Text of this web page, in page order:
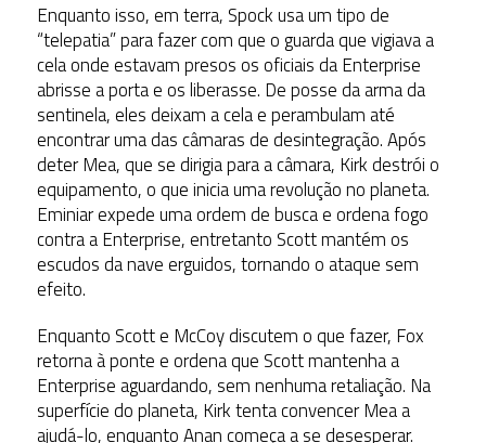
Enquanto isso, em terra, Spock usa um tipo de
“telepatia” para fazer com que o guarda que vigiava a
cela onde estavam presos os oficiais da Enterprise
abrisse a porta e os liberasse. De posse da arma da
sentinela, eles deixam a cela e perambulam até
encontrar uma das câmaras de desintegração. Após
deter Mea, que se dirigia para a câmara, Kirk destrói o
equipamento, o que inicia uma revolução no planeta.
Eminiar expede uma ordem de busca e ordena fogo
contra a Enterprise, entretanto Scott mantém os
escudos da nave erguidos, tornando o ataque sem
efeito.
Enquanto Scott e McCoy discutem o que fazer, Fox
retorna à ponte e ordena que Scott mantenha a
Enterprise aguardando, sem nenhuma retaliação. Na
superfície do planeta, Kirk tenta convencer Mea a
ajudá-lo, enquanto Anan começa a se desesperar.